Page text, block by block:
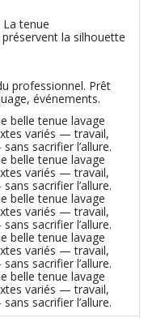
La tenue
la silhouette
professionnel. Prêt
événements.
belle tenue lavage
variés — travail,
sacrifier l’allure.
belle tenue lavage
variés — travail,
sacrifier l’allure.
belle tenue lavage
variés — travail,
sacrifier l’allure.
belle tenue lavage
variés — travail,
sacrifier l’allure.
belle tenue lavage
variés — travail,
sacrifier l’allure.